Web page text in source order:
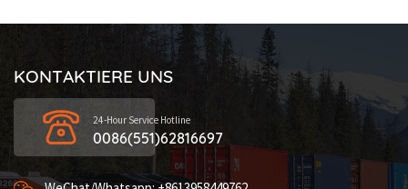
KONTAKTIERE UNS
24-Hour Service Hotline
0086(551)62816697